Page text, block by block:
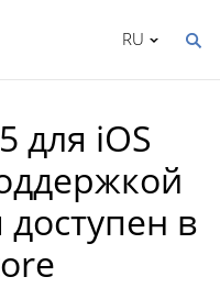
RU
для iOS
в